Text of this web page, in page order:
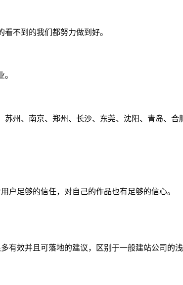
不到的我们都努力做到好。
州、南京、郑州、长沙、东莞、沈阳、青岛、合
户足够的信任，对自己的作品也有足够的信心。
有效并且可落地的建议，区别于一般建站公司的